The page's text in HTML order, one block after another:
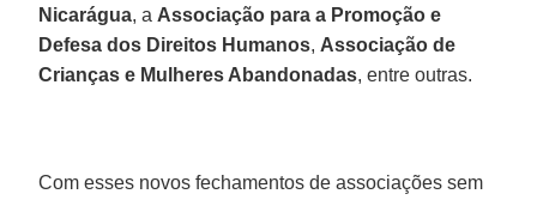
Nicarágua, a Associação para a Promoção e
Defesa dos Direitos Humanos, Associação de
Crianças e Mulheres Abandonadas, entre outras.
Com esses novos fechamentos de associações sem